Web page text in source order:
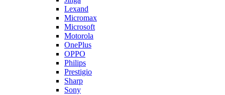
Lexand
Micromax
Microsoft
Motorola
OnePlus
OPPO
Philips
Prestigio
Sharp
Sony